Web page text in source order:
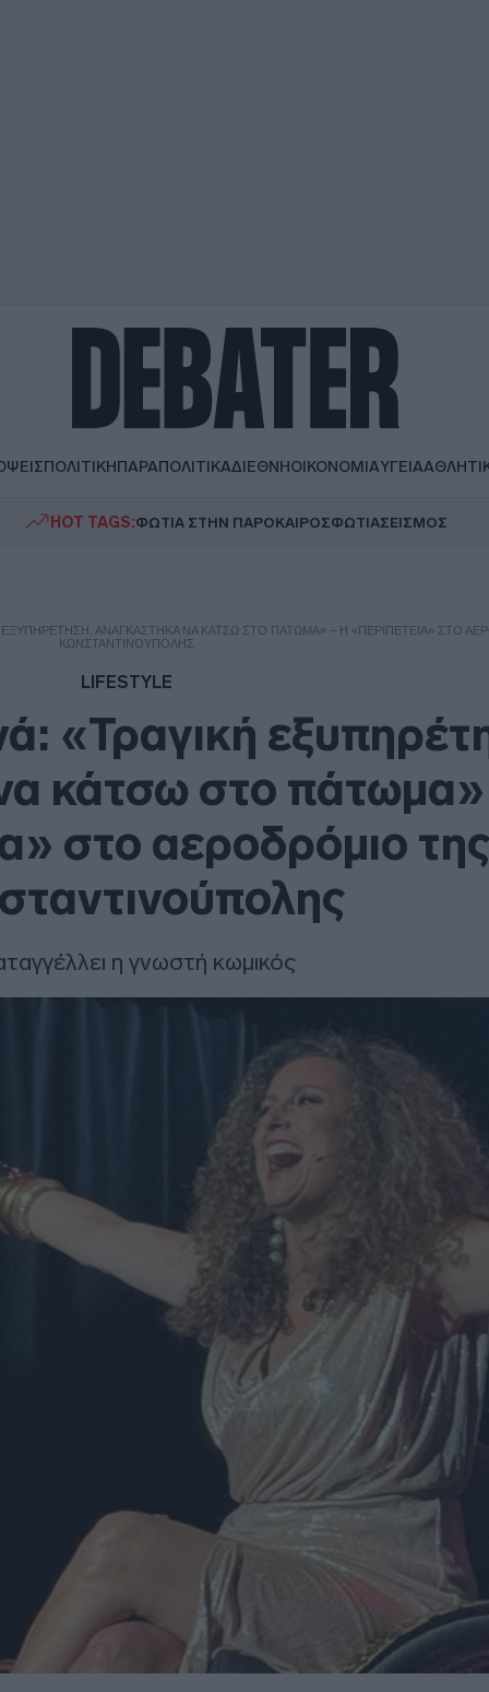
ΠΟΛΙΤΙΚΗΠΑΡΑΠΟΛΙΤΙΚΑΔΙΕΘΝΗΟΙΚΟΝΟΜΙΑΥΓΕΙΑ
HOT TAGS:ΦΩΤΙΑ ΣΤΗΝ ΠΑΡΟΚΑΙΡΟΣΦΩΤΙΑΣΕΙΣΜΟΣ
ΕΞΥΠΗΡΈΤΗΣΗ, ΑΝΑΓΚΆΣΤΗΚΑ ΝΑ ΚΆΤΣΩ ΣΤΟ ΠΆΤΩΜΑ» – Η «ΠΕΡΙΠΈΤΕΙΑ» ΣΤΟ
ΚΩΝΣΤΑΝΤΙΝΟΎΠΟΛΗΣ
LIFESTYLE
«Τραγική
κάτσω στο
στο αεροδρόμιο της
η γνωστή κωμικός